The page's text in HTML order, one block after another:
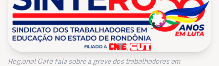
Regional Café fala sobre a greve dos trabalhadores em